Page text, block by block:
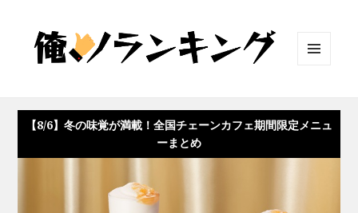
ット
【8/6】冬の味覚が満載！全国チェーンカフェ期間限定メニュ
ーまとめ